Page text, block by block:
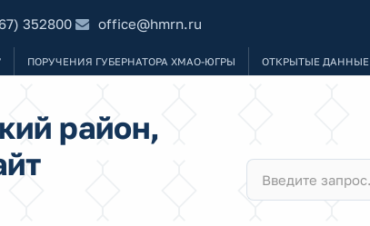
352800 office@hmrn.ru
ПОРУЧЕНИЯ ГУБЕРНАТОРА ХМАО-ЮГРЫ ОТКРЫТЫЕ ДАННЫЕ
район,